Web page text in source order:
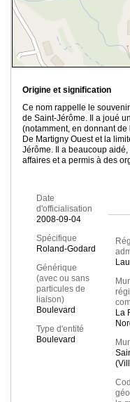
Origine et signification
Ce nom rappelle le
de Saint-Jérôme. Il a joué
(notamment, en donnant
De Martigny Ouest et la
Jérôme. Il a beaucoup
affaires et a permis à des
Date
d'officialisation
2008-09-04
Spécifique
Roland-Godard
Générique
(avec ou sans
particules de
liaison)
Boulevard
Type d'entité
Boulevard
La